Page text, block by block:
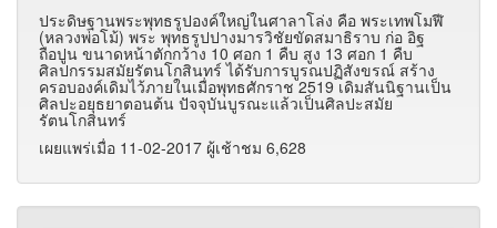
ประดิษฐานพระพุทธรูปองค์ใหญ่ในศาลาโล่ง คือ พระเทพโมฬี
(หลวงพ่อโม้) พระ พุทธรูปปางมารวิชัยขัดสมาธิราบ ก่อ อิฐ
ถือปูน ขนาดหน้าตักกว้าง 10 ศอก 1 คืบ สูง 13 ศอก 1 คืบ
ศิลปกรรมสมัยรัตนโกสินทร์ ได้รับการบูรณปฏิสังขรณ์ สร้าง
ครอบองค์เดิมไว้ภายในเมื่อพุทธศักราช 2519 เดิมสันนิฐานเป็น
ศิลปะอยุธยาตอนต้น ปัจจุบันบูรณะแล้วเป็นศิลปะสมัย
รัตนโกสินทร์
เผยแพร่เมื่อ 11-02-2017 ผู้เช้าชม 6,628